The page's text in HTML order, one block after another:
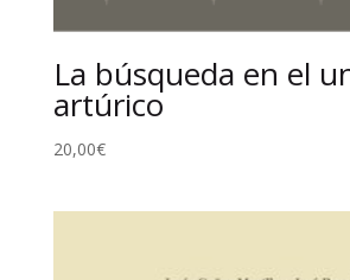
La búsqueda en el
artúrico
20,00€